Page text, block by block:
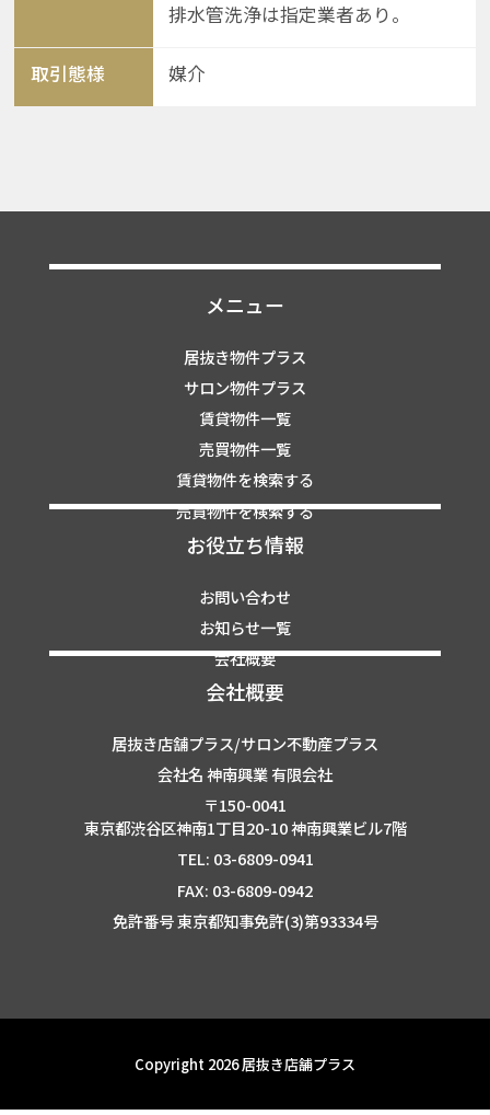
排水管洗浄は指定業者あり。
取引態様 媒介
メニュー
居抜き物件プラス
サロン物件プラス
賃貸物件一覧
売買物件一覧
賃貸物件を検索する
売買物件を検索する
お役立ち情報
お問い合わせ
お知らせ一覧
会社概要
会社概要
居抜き店舗プラス/サロン不動産プラス
会社名 神南興業 有限会社
〒150-0041
東京都渋谷区神南1丁目20-10 神南興業ビル7階
TEL: 03-6809-0941
FAX: 03-6809-0942
免許番号 東京都知事免許(3)第93334号
Copyright 2026 居抜き店舗プラス